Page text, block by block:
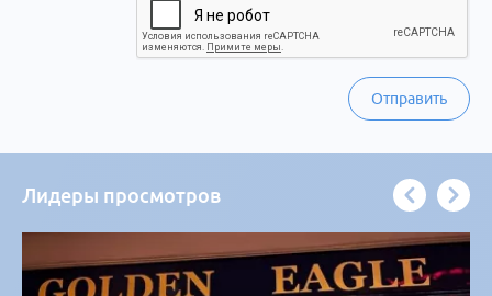
Отправить
Лидеры просмотров